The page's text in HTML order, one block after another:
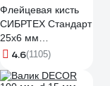
Флейцевая кисть
СИБРТЕХ Стандарт
25х6 мм
натуральная
пластиковая ручка
4.6(1105)